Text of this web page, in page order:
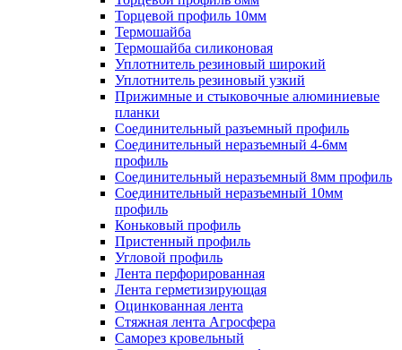
Торцевой профиль 10мм
Термошайба
Термошайба силиконовая
Уплотнитель резиновый широкий
Уплотнитель резиновый узкий
Прижимные и стыковочные алюминиевые
планки
Соединительный разъемный профиль
Соединительный неразъемный 4-6мм
профиль
Соединительный неразъемный 8мм профиль
Соединительный неразъемный 10мм
профиль
Коньковый профиль
Пристенный профиль
Угловой профиль
Лента перфорированная
Лента герметизирующая
Оцинкованная лента
Стяжная лента Агросфера
Саморез кровельный